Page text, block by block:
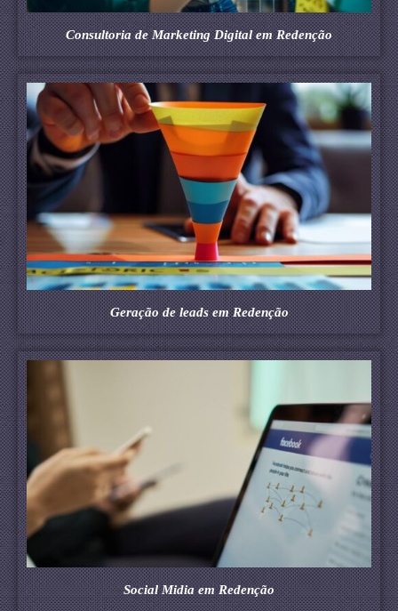
Consultoria de Marketing Digital em Redenção
Geração de leads em Redenção
Social Midia em Redenção